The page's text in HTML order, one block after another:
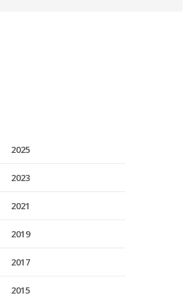
2025
2023
2021
2019
2017
2015